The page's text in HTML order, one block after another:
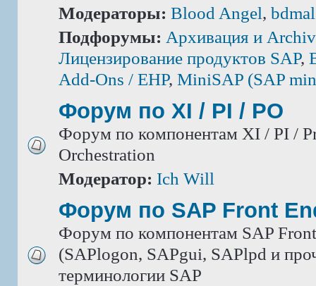
Модераторы: Blood Angel,
Подфорумы: Архивация и
Лицензирование продуктов SAP,
Add-Ons / ЕНР, MiniSAP (SAP
Форум по XI / PI / РО
Форум по компонентам XI / PI /
Orchestration
Модератор: Ich Will
Форум по SAP Front
Форум по компонентам SAP
(SAPlogon, SAPgui, SAPlpd и
терминологии SAP